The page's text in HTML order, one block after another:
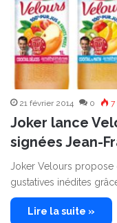
21 février 2014 0 7
Joker lance
signées Jean-
Joker Velours propose
gustatives inédites
Lire la suite »